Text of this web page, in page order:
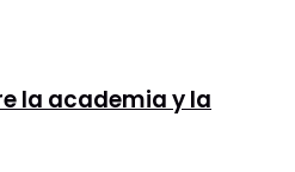
la academia y la